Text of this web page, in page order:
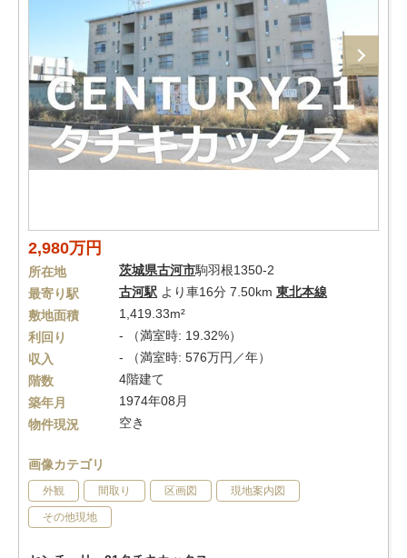
2,980万円
所在地 茨城県古河市駒羽根1350-2
最寄り駅
古河駅 より車16分 7.50km 東北本線
敷地面積
1,419.33m²
利回り
- （満室時: 19.32%）
収入
- （満室時: 576万円／年）
階数
4階建て
築年月
1974年08月
物件現況
空き
画像カテゴリ
外観 間取り 区画図 現地案内図
その他現地